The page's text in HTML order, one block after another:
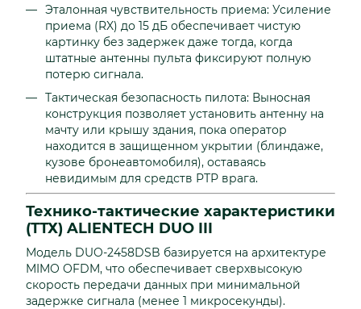
Эталонная чувствительность приема: Усиление
приема (RX) до 15 дБ обеспечивает чистую
картинку без задержек даже тогда, когда
штатные антенны пульта фиксируют полную
потерю сигнала.
Тактическая безопасность пилота: Выносная
конструкция позволяет установить антенну на
мачту или крышу здания, пока оператор
находится в защищенном укрытии (блиндаже,
кузове бронеавтомобиля), оставаясь
невидимым для средств РТР врага.
Технико-тактические характеристики
(ТТХ) ALIENTECH DUO III
Модель DUO-2458DSB базируется на архитектуре
MIMO OFDM, что обеспечивает сверхвысокую
скорость передачи данных при минимальной
задержке сигнала (менее 1 микросекунды).